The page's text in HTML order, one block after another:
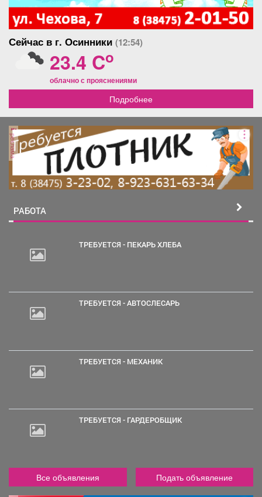
Сейчас в г. Осинники (12:54)
23.4 Co
облачно с прояснениями
Подробнее
реклама
РАБОТА
ТРЕБУЕТСЯ - ПЕКАРЬ ХЛЕБА
ТРЕБУЕТСЯ - АВТОСЛЕСАРЬ
ТРЕБУЕТСЯ - МЕХАНИК
ТРЕБУЕТСЯ - ГАРДЕРОБЩИК
Все объявления Подать объявление